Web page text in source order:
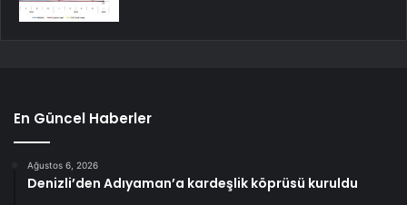
En Güncel Haberler
Ağustos 6, 2026
Denizli’den Adıyaman’a kardeşlik köprüsü kuruldu